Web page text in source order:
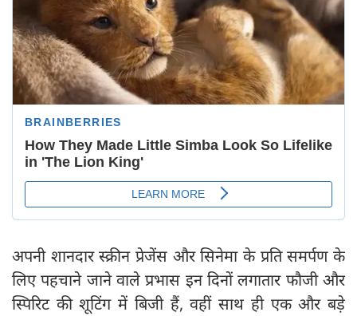
अपनी शानदार स्क्रीन प्रेजेंस और सिनेमा के प्रति समर्पण के
लिए पहचाने जाने वाले प्रभास इन दिनों लगातार फौजी और
स्पिरिट की शूटिंग में बिजी हैं, वहीं साथ ही एक और बड़े